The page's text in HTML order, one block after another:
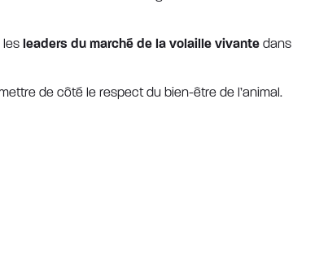
les leaders du marché de la volaille vivante dans
de côté le respect du bien-être de l’animal.